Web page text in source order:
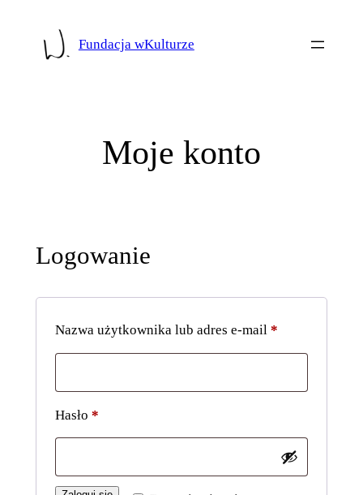
Fundacja wKulturze
Moje konto
Logowanie
Nazwa użytkownika lub adres e-mail *Wymagane
Hasło *Wymagane